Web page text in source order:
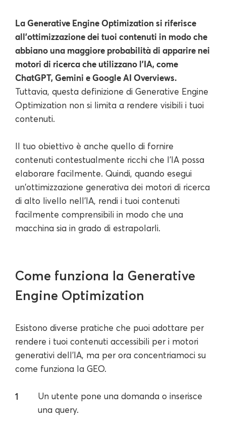
La Generative Engine Optimization si riferisce
all'ottimizzazione dei tuoi contenuti in modo che
abbiano una maggiore probabilità di apparire nei
motori di ricerca che utilizzano l'IA, come
ChatGPT, Gemini e Google AI Overviews.
Tuttavia, questa definizione di Generative Engine
Optimization non si limita a rendere visibili i tuoi
contenuti.
Il tuo obiettivo è anche quello di fornire
contenuti contestualmente ricchi che l'IA possa
elaborare facilmente. Quindi, quando esegui
un'ottimizzazione generativa dei motori di ricerca
di alto livello nell'IA, rendi i tuoi contenuti
facilmente comprensibili in modo che una
macchina sia in grado di estrapolarli.
Come funziona la Generative
Engine Optimization
Esistono diverse pratiche che puoi adottare per
rendere i tuoi contenuti accessibili per i motori
generativi dell'IA, ma per ora concentriamoci su
come funziona la GEO.
Un utente pone una domanda o inserisce
una query.